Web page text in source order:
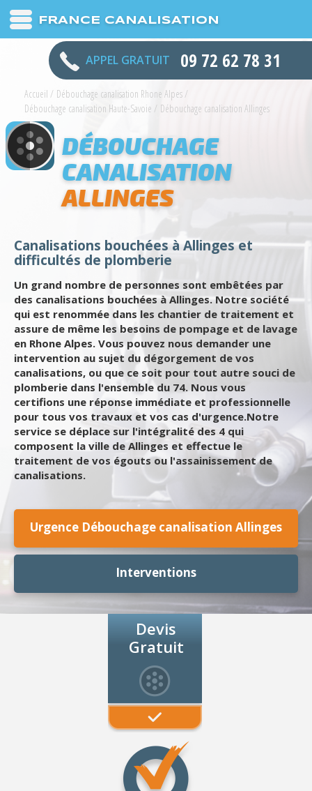
FRANCE CANALISATION
APPEL GRATUIT 09 72 62 78 31
Accueil / Débouchage canalisation Rhone Alpes/
Débouchage canalisation Haute-Savoie / Débouchage canalisation Allinges
DÉBOUCHAGE
CANALISATION
ALLINGES
Canalisations bouchées à Allinges et
difficultés de plomberie
Un grand nombre de personnes sont embêtées par
des canalisations bouchées à Allinges. Notre société
qui est renommée dans les chantier de traitement et
assure de même les besoins de pompage et de lavage
en Rhone Alpes. Vous pouvez nous demander une
intervention au sujet du dégorgement de vos
canalisations, ou que ce soit pour tout autre souci de
plomberie dans l'ensemble du 74. Nous vous
certifions une réponse immédiate et professionnelle
pour tous vos travaux et vos cas d'urgence.Notre
service se déplace sur l'intégralité des 4 qui
composent la ville de Allinges et effectue le
traitement de vos égouts ou l'assainissement de
canalisations.
Urgence Débouchage canalisation Allinges
Interventions
Devis
Gratuit